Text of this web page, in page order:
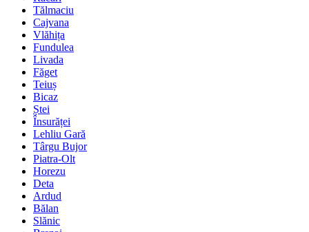
Tălmaciu
Cajvana
Vlăhița
Fundulea
Livada
Făget
Teiuș
Bicaz
Ștei
Însurăței
Lehliu Gară
Târgu Bujor
Piatra-Olt
Horezu
Deta
Ardud
Bălan
Slănic